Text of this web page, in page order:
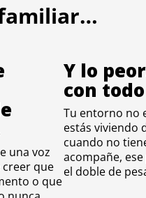
una voz
creer que
o que
Y lo
con
Tu entorno no
estás viviendo
cuando no
acompañe,
el doble de